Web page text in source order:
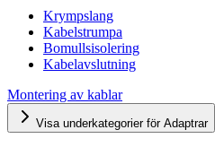
Krympslang
Kabelstrumpa
Bomullsisolering
Kabelavslutning
Montering av kablar
Visa underkategorier för Adaptrar